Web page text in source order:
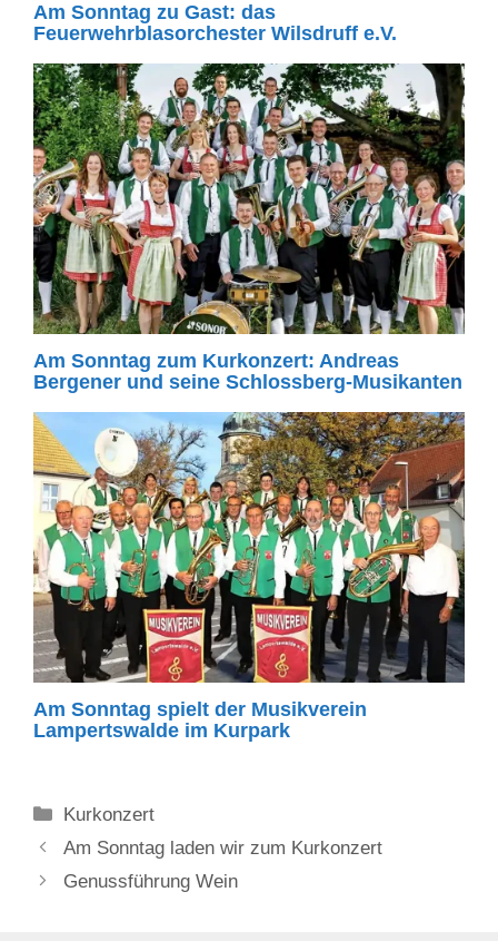
Am Sonntag zu Gast: das
Feuerwehrblasorchester Wilsdruff e.V.
Am Sonntag zum Kurkonzert: Andreas
Bergener und seine Schlossberg-Musikanten
Am Sonntag spielt der Musikverein
Lampertswalde im Kurpark
Kategorien
Kurkonzert
Am Sonntag laden wir zum Kurkonzert
Genussführung Wein